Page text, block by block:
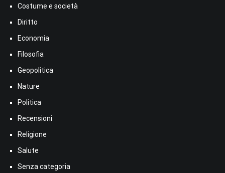
Costume e società
Diritto
Economia
Filosofia
Geopolitica
Nature
Politica
Recensioni
Religione
Salute
Senza categoria